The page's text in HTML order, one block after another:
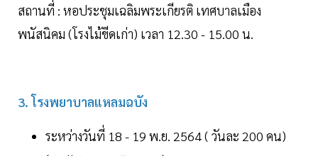
สถานที่ : หอประชุมเฉลิมพระเกียรติ เทศบาลเมือง
พนัสนิคม (โรงไม้ขีดเก่า) เวลา 12.30 - 15.00 น.
3. โรงพยาบาลแหลมฉบัง
ระหว่างวันที่ 18 - 19 พ.ย. 2564 ( วันละ 200 คน)